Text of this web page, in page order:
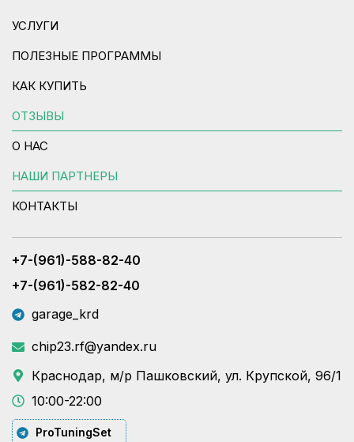
УСЛУГИ
ПОЛЕЗНЫЕ ПРОГРАММЫ
КАК КУПИТЬ
ОТЗЫВЫ
О НАС
НАШИ ПАРТНЕРЫ
КОНТАКТЫ
+7-(961)-588-82-40
+7-(961)-582-82-40
garage_krd
chip23.rf@yandex.ru
Краснодар, м/р Пашковский, ул. Крупской, 96/1
10:00-22:00
ProTuningSet